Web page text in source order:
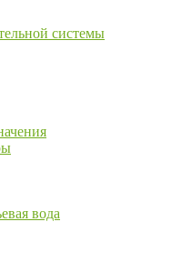
системы
вода